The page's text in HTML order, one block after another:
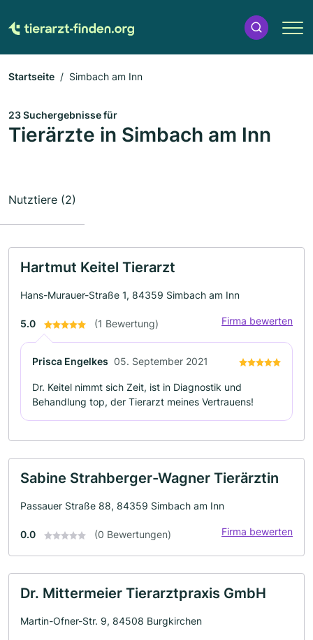
Startseite Simbach am Inn
23 Suchergebnisse für
Tierärzte in Simbach am Inn
Nutztiere (2)
Hartmut Keitel Tierarzt
Hans-Murauer-Straße 1, 84359 Simbach am Inn
5.0 (1 Bewertung) Firma bewerten
Prisca Engelkes 05. September 2021
Dr. Keitel nimmt sich Zeit, ist in Diagnostik und
Behandlung top, der Tierarzt meines Vertrauens!
Sabine Strahberger-Wagner Tierärztin
Passauer Straße 88, 84359 Simbach am Inn
0.0 (0 Bewertungen) Firma bewerten
Dr. Mittermeier Tierarztpraxis GmbH
Martin-Ofner-Str. 9, 84508 Burgkirchen